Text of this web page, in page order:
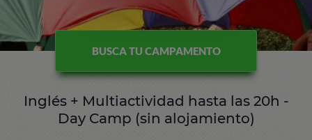
BUSCA TU CAMPAMENTO
Inglés + Multiactividad hasta las 20h -
Day Camp (sin alojamiento)